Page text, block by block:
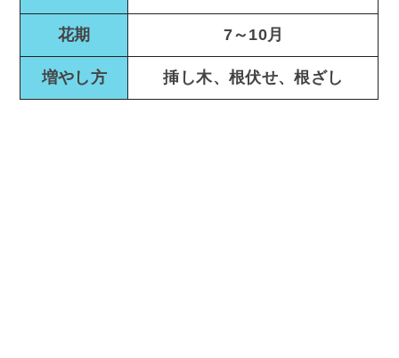
花期 7～10月
増やし方 挿し木、根伏せ、根ざし